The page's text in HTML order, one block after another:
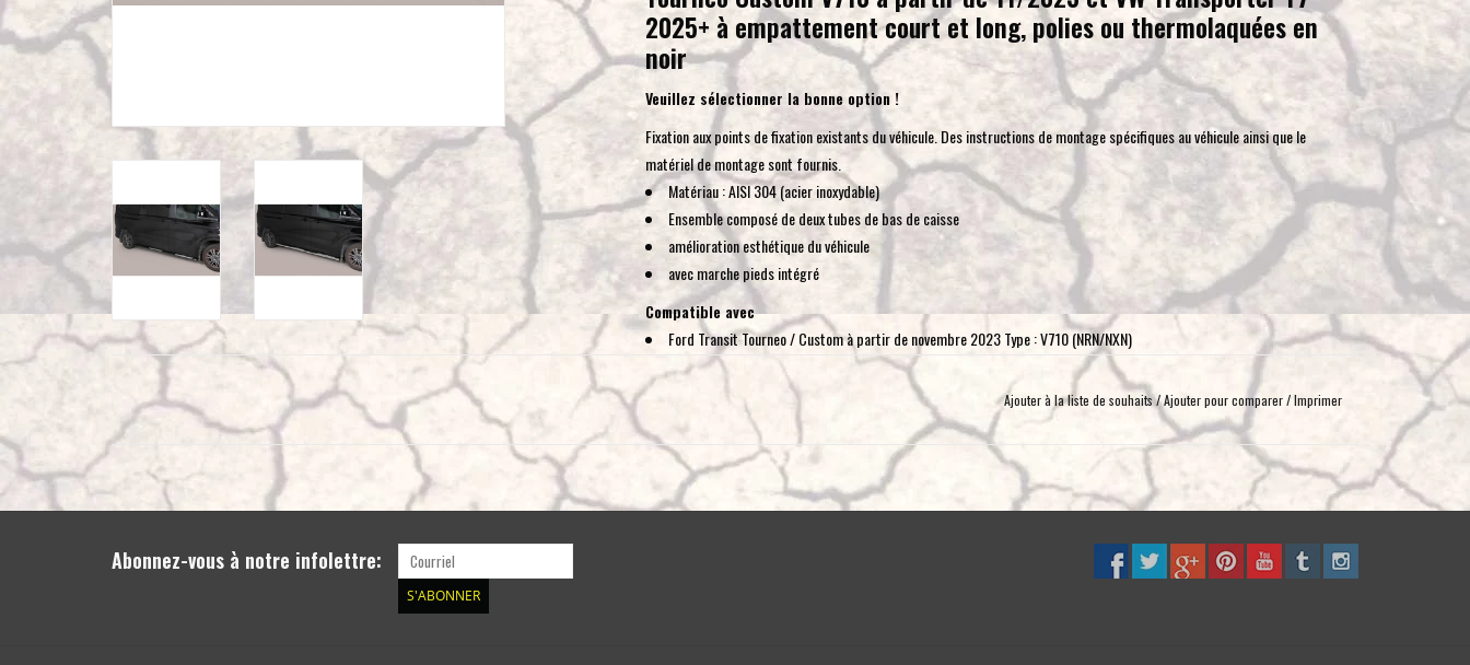
de
gestes
tels
toucher
et
glisser.
2025+ à empattement court et long, polies ou thermolaquées en
noir
Veuillez sélectionner la bonne option !
Fixation aux points de fixation existants du véhicule. Des instructions de montage spécifiques au véhicule ainsi que le
matériel de montage sont fournis.
Matériau : AISI 304 (acier inoxydable)
Ensemble composé de deux tubes de bas de caisse
amélioration esthétique du véhicule
avec marche pieds intégré
Compatible avec
Ford Transit Tourneo / Custom à partir de novembre 2023 Type : V710 (NRN/NXN)
VW Transporter T7 à partir de 2025
NON compatible avec le T7 Multivan
Motorisation
: toutes
Empattement: L1 et L2. Veuillez sélectionner une variante !
utilisation tout-terrain intensive. Dans ce cas, veuillez choisir notre produit portant la mention « rockslider ».
Ajouter à la liste de souhaits/Ajouter pour comparer/Imprimer
Abonnez-vous à notre infolettre:
S'ABONNER